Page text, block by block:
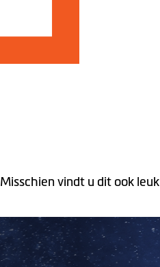
Misschien vindt u dit ook leuk